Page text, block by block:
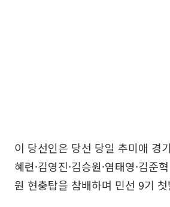
이 당선인은 당선 당일 추미애 경
혜련·김영진·김승원·염태영·김준
원 현충탑을 참배하며 민선 9기